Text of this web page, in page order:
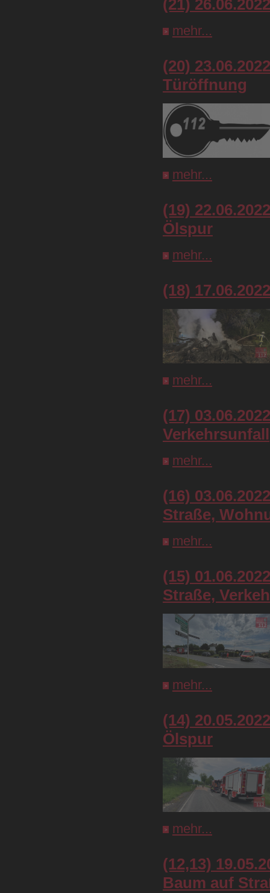
(21)
mehr...
(20)
Türöffnung
mehr...
(19)
Ölspur
mehr...
(18)
mehr...
(17)
Verkehrsunfall
mehr...
(16)
Straße,
mehr...
(15)
Straße,
mehr...
(14)
Ölspur
mehr...
(12,13)
Baum auf